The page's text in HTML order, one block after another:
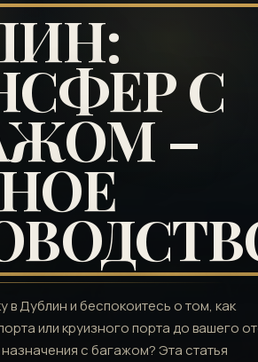
С
–
в Дублин и беспокоитесь о том‚ как
или круизного порта до вашего
с багажом? Эта статья